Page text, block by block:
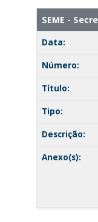
SEME -
Data:
Número:
Título:
Tipo:
Descrição:
Anexo(s):